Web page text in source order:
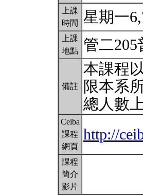
上課
時間
星期一
上課
地點
管二205
備註
本課程
限本系
總人數
Ceiba
課程
網頁
http://
課程
簡介
影片